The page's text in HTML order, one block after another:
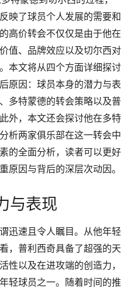
映了球员个人发展的需要和
高价转会不仅仅是由于他在
值、品牌效应以及切尔西对
本文将从四个方面详细探讨
原因：球员本身的潜力与表
多特蒙德的转会策略以及普
外，本文还会探讨他在多特
析两家俱乐部在这一转会中
的全面分析，读者可以更好
原因与背后的深层次动因。
与表现
迅速且令人瞩目。从他年轻
，普利西奇具备了超强的天
性以及在进攻端的创造力，
轻球员之一。随着时间的推